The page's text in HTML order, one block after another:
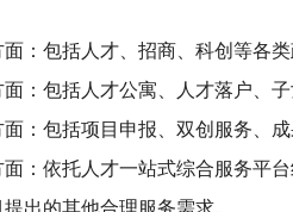
面：包括人才、招商、科创等各
面：包括人才公寓、人才落户、
面：包括项目申报、双创服务、
面：依托人才一站式综合服务平
提出的其他合理服务需求。